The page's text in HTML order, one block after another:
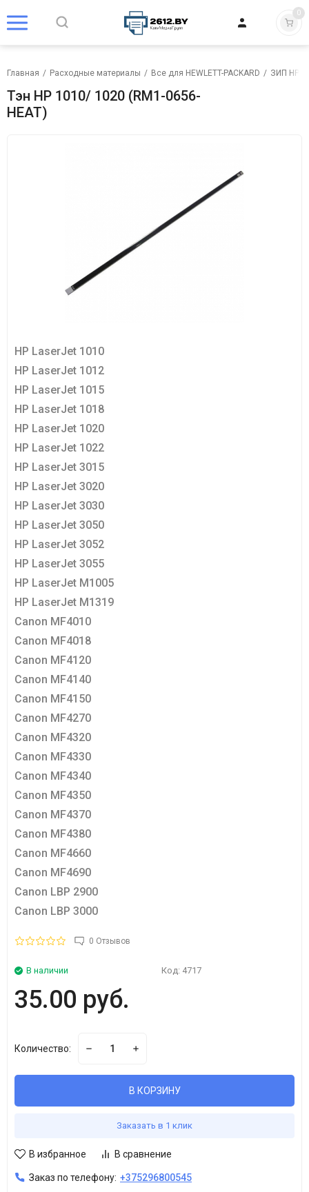
0
Главная / Расходные материалы / Все для HEWLETT-PACKARD / ЗИП HP
Тэн HP 1010/ 1020 (RM1-0656-
HEAT)
HP LaserJet 1010
HP LaserJet 1012
HP LaserJet 1015
HP LaserJet 1018
HP LaserJet 1020
HP LaserJet 1022
HP LaserJet 3015
HP LaserJet 3020
HP LaserJet 3030
HP LaserJet 3050
HP LaserJet 3052
HP LaserJet 3055
HP LaserJet M1005
HP LaserJet M1319
Canon MF4010
Canon MF4018
Canon MF4120
Canon MF4140
Canon MF4150
Canon MF4270
Canon MF4320
Canon MF4330
Canon MF4340
Canon MF4350
Canon MF4370
Canon MF4380
Canon MF4660
Canon MF4690
Canon LBP 2900
Canon LBP 3000
0 Отзывов
В наличии Код: 4717
35.00 руб.
Количество:
В КОРЗИНУ
Заказать в 1 клик
В избранное В сравнение
Заказ по телефону: +375296800545